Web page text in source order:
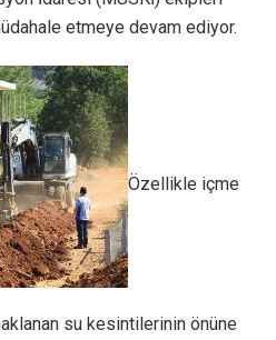
etmeye devam ediyor.
Özellikle içme
su kesintilerinin önüne